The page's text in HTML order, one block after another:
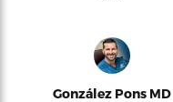
González Pons MD